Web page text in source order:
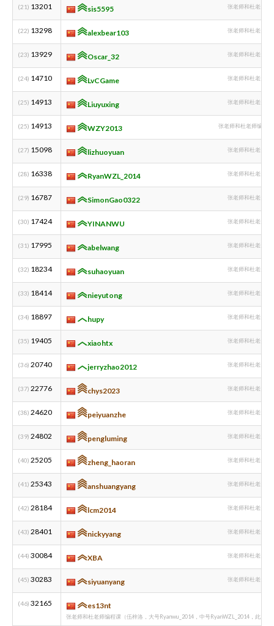
(21) 13201 sis5595 张老师和杜老师编
(22) 13298 alexbear103 张老师和杜老师编
(23) 13929 Oscar_32 张老师和杜老师编
(24) 14710 LvCGame 张老师和杜老师编
(25) 14913 Liuyuxing 张老师和杜老师编
(25) 14913 WZY2013 张老师和杜老师编程
(27) 15098 lizhuoyuan 张老师和杜老师编
(28) 16338 RyanWZL_2014 张老师和杜老师编
(29) 16787 SimonGao0322 张老师和杜老师编
(30) 17424 YINANWU 张老师和杜老师编
(31) 17995 abelwang 张老师和杜老师编
(32) 18234 suhaoyuan 张老师和杜老师编
(33) 18414 nieyutong 张老师和杜老师编
(34) 18897 hupy 张老师和杜老师编
(35) 19405 xiaohtx 张老师和杜老师编
(36) 20740 jerryzhao2012 张老师和杜老师编
(37) 22776 chys2023 张老师和杜老师编
(38) 24620 peiyuanzhe 张老师和杜老师编
(39) 24802 pengluming 张老师和杜老师编
(40) 25205 zheng_haoran 张老师和杜老师编
(41) 25343 anshuangyang 张老师和杜老师编
(42) 28184 lcm2014 张老师和杜老师编
(43) 28401 nickyyang 张老师和杜老师编
(44) 30084 XBA 张老师和杜老师编
(45) 30283 siyuanyang 张老师和杜老师编
(46) 32165 es13nt
张老师和杜老师编程课（伍梓洛，大号Ryanwu_2014，中号RyanWZL_2014，此为小